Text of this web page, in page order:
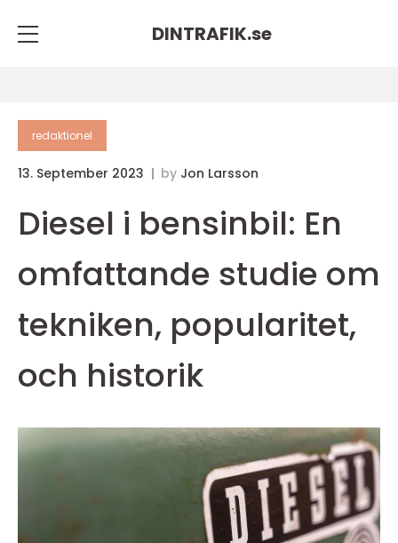
DINTRAFIK.se
redaktionel
13. September 2023 by Jon Larsson
Diesel i bensinbil: En
omfattande studie om
tekniken, popularitet,
och historik